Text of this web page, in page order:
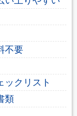
不要
ックリスト
類